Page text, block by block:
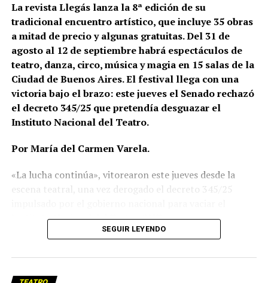
La revista Llegás lanza la 8ª edición de su
tradicional encuentro artístico, que incluye 35 obras
a mitad de precio y algunas gratuitas. Del 31 de
agosto al 12 de septiembre habrá espectáculos de
teatro, danza, circo, música y magia en 15 salas de la
Ciudad de Buenos Aires. El festival llega con una
victoria bajo el brazo: este jueves el Senado rechazó
el decreto 345/25 que pretendía desguazar el
Instituto Nacional del Teatro.
Por María del Carmen Varela.
«La lucha continúa», vitorearon este jueves desde la
escena teatral, una vez derogado el decreto 345/25
Instituto Nacional del Teatro (INT).
revista Llegás, que ya lleva más de dos décadas
visibilizando e impulsando la escena local, organiza la 8ª
SEGUIR LEYENDO